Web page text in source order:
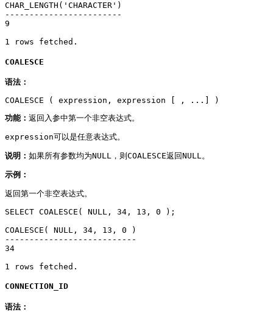
CHAR_LENGTH('CHARACTER')
------------------------
9
1 rows fetched.
COALESCE
语法：
COALESCE ( expression, expression [ , ...] )
功能： 返回入参中第一个非空表达式。
expression可以是任意表达式。
说明： 如果所有参数均为NULL，则COALESCE返回NULL。
示例：
返回第一个非空表达式。
SELECT COALESCE( NULL, 34, 13, 0 );
COALESCE( NULL, 34, 13, 0 )
---------------------------
34
1 rows fetched.
CONNECTION_ID
语法：